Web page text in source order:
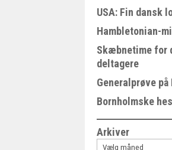
USA: Fin dansk
Hambletonian-
Skæbnetime for
deltagere
Generalprøve
Bornholmske
Arkiver